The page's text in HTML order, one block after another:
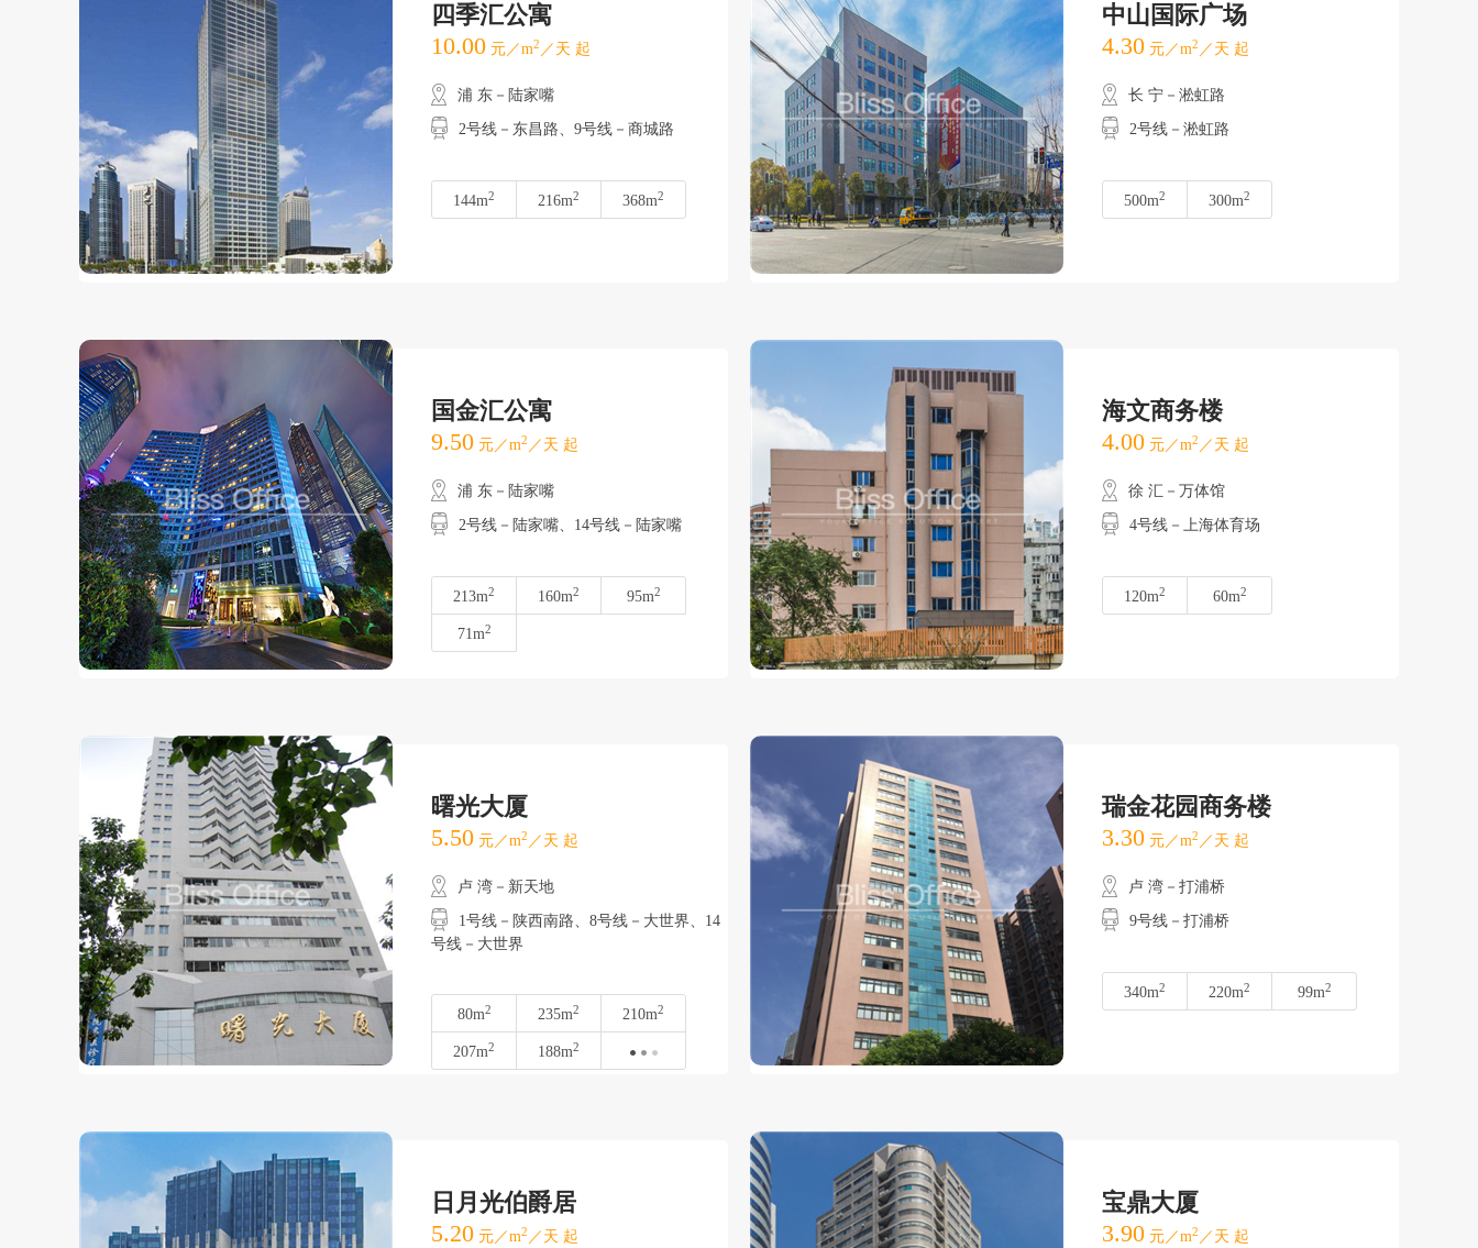
四季汇公寓
10.00 元／m2 ／天 起
浦 东－陆家嘴
2号线－东昌路、9号线－商城路
144m2 216m2 368m2
中山国际广场
4.30 元／m2 ／天 起
长 宁－淞虹路
2号线－淞虹路
500m2 300m2
国金汇公寓
9.50 元／m2 ／天 起
浦 东－陆家嘴
2号线－陆家嘴、14号线－陆家嘴
213m2 160m2 95m2
71m2
海文商务楼
4.00 元／m2 ／天 起
徐 汇－万体馆
4号线－上海体育场
120m2 60m2
曙光大厦
5.50 元／m2 ／天 起
卢 湾－新天地
1号线－陕西南路、8号线－大世界、14
号线－大世界
80m2 235m2 210m2
207m2 188m2
瑞金花园商务楼
3.30 元／m2 ／天 起
卢 湾－打浦桥
9号线－打浦桥
340m2 220m2 99m2
日月光伯爵居
5.20 元／m2 ／天 起
宝鼎大厦
3.90 元／m2 ／天 起